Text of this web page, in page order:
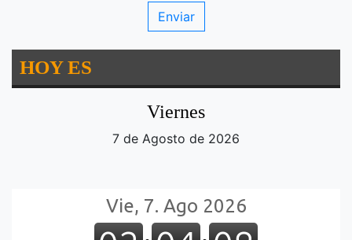
HOY ES
Viernes
7 de Agosto de 2026